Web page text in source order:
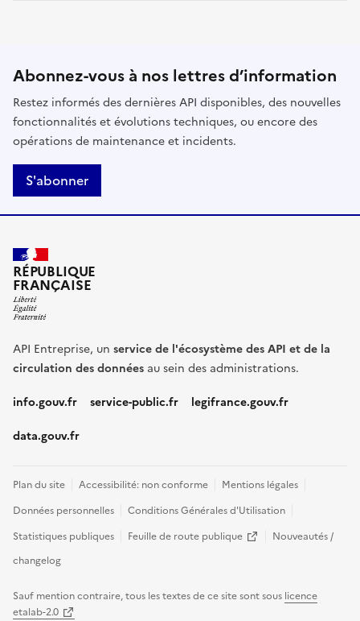
Abonnez-vous à nos lettres d’information
Restez informés des dernières API disponibles, des nouvelles
fonctionnalités et évolutions techniques, ou encore des
opérations de maintenance et incidents.
S'abonner
RÉPUBLIQUE
FRANÇAISE
API Entreprise, un service de l'écosystème des API et de la
circulation des données au sein des administrations.
info.gouv.fr
service-public.fr
legifrance.gouv.fr
data.gouv.fr
Plan du site Accessibilité: non conforme
Mentions légales
Données personnelles
Conditions Générales d'Utilisation
Statistiques publiques
Feuille de route publique (nouvelle fenêtre)
Nouveautés /
changelog
Sauf mention contraire, tous les textes de ce site sont sous licence
etalab-2.0(nouvelle fenêtre)